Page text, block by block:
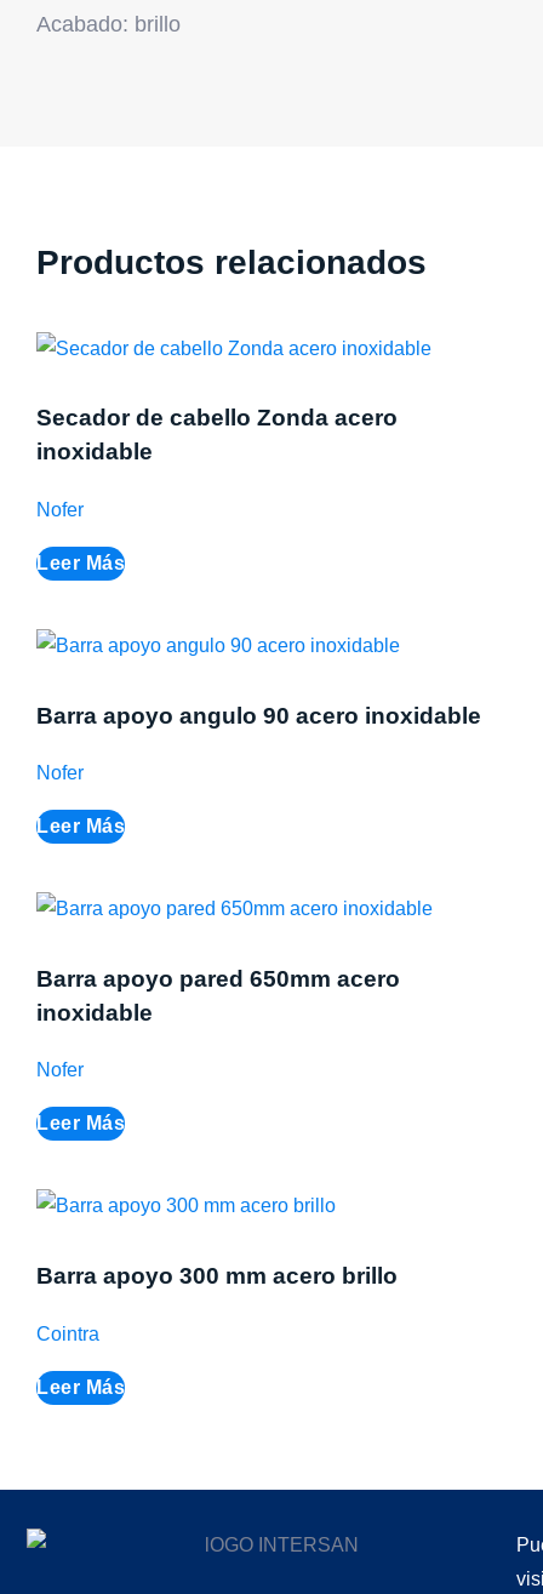
Acabado: brillo
Productos relacionados
Secador de cabello Zonda acero
inoxidable
Nofer
Leer Más
Barra apoyo angulo 90 acero inoxidable
Nofer
Leer Más
Barra apoyo pared 650mm acero
inoxidable
Nofer
Leer Más
Barra apoyo 300 mm acero brillo
Cointra
Leer Más